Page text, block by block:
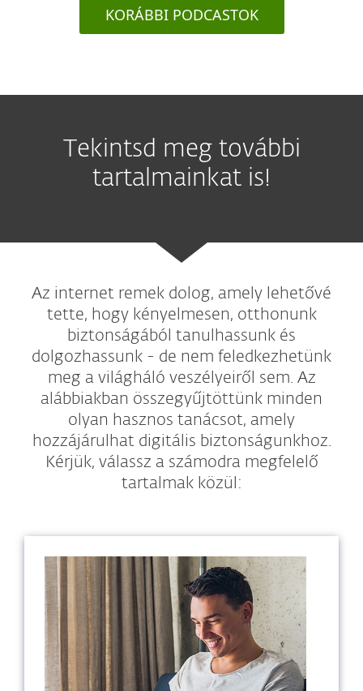
KORÁBBI PODCASTOK
Tekintsd meg további
tartalmainkat is!
Az internet remek dolog, amely lehetővé
tette, hogy kényelmesen, otthonunk
biztonságából tanulhassunk és
dolgozhassunk - de nem feledkezhetünk
meg a világháló veszélyeiről sem. Az
alábbiakban összegyűjtöttünk minden
olyan hasznos tanácsot, amely
hozzájárulhat digitális biztonságunkhoz.
Kérjük, válassz a számodra megfelelő
tartalmak közül: